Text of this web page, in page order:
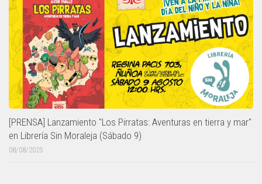
[PRENSA] Lanzamiento "Los Pirratas: Aventuras en tierra y mar"
en Librería Sin Moraleja (Sábado 9)
08/08/2025